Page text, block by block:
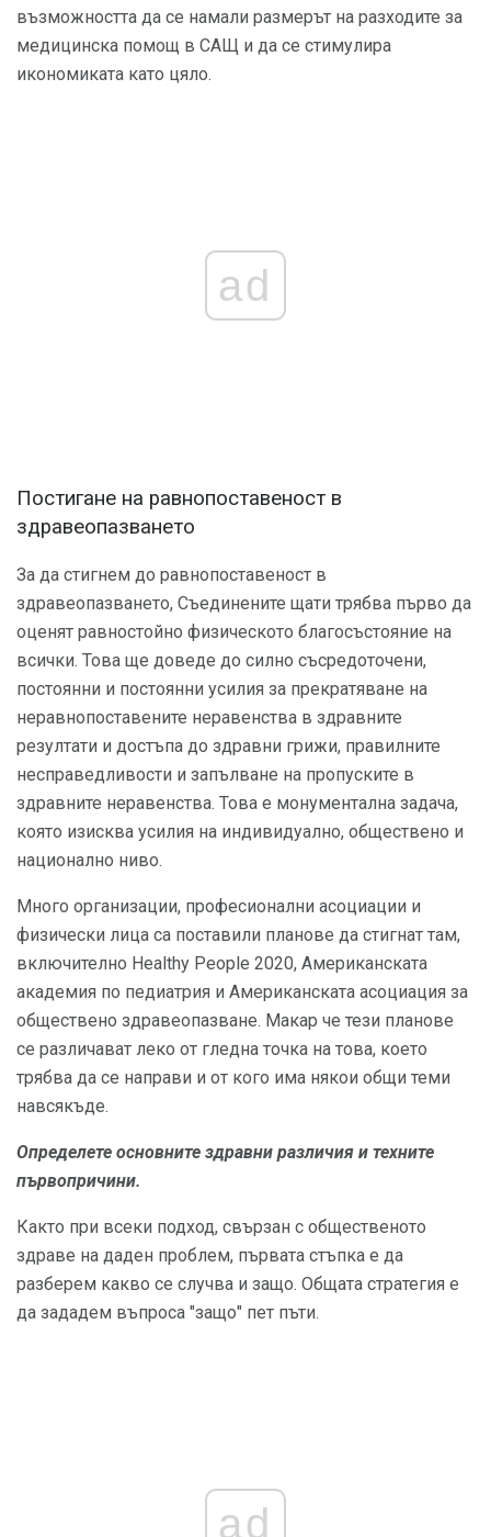
възможността да се намали размерът на разходите за
медицинска помощ в САЩ и да се стимулира
икономиката като цяло.
ad
Постигане на равнопоставеност в
здравеопазването
За да стигнем до равнопоставеност в
здравеопазването, Съединените щати трябва първо да
оценят равностойно физическото благосъстояние на
всички. Това ще доведе до силно съсредоточени,
постоянни и постоянни усилия за прекратяване на
неравнопоставените неравенства в здравните
резултати и достъпа до здравни грижи, правилните
несправедливости и запълване на пропуските в
здравните неравенства. Това е монументална задача,
която изисква усилия на индивидуално, обществено и
национално ниво.
Много организации, професионални асоциации и
физически лица са поставили планове да стигнат там,
включително Healthy People 2020, Американската
академия по педиатрия и Американската асоциация за
обществено здравеопазване. Макар че тези планове
се различават леко от гледна точка на това, което
трябва да се направи и от кого има някои общи теми
навсякъде.
Определете основните здравни различия и техните
първопричини.
Както при всеки подход, свързан с общественото
здраве на даден проблем, първата стъпка е да
разберем какво се случва и защо. Общата стратегия е
да зададем въпроса "защо" пет пъти.
ad